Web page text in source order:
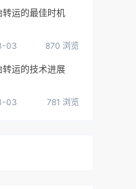
转运的最佳时机
03 870 浏览
转运的技术进展
03 781 浏览